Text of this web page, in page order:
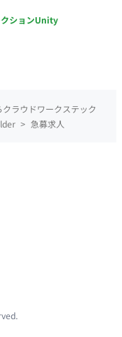
ションUnity
ラウドワークステック
> 急募求人